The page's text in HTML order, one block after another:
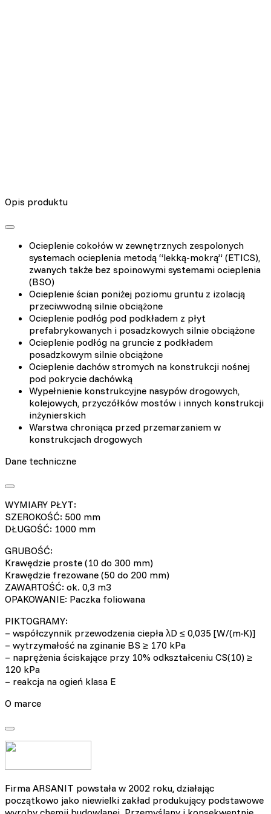
Opis produktu
Ocieplenie cokołów w zewnętrznych zespolonych
systemach ocieplenia metodą “lekką-mokrą” (ETICS),
zwanych także bez spoinowymi systemami ocieplenia
(BSO)
Ocieplenie ścian poniżej poziomu gruntu z izolacją
przeciwwodną silnie obciążone
Ocieplenie podłóg pod podkładem z płyt
prefabrykowanych i posadzkowych silnie obciążone
Ocieplenie podłóg na gruncie z podkładem
posadzkowym silnie obciążone
Ocieplenie dachów stromych na konstrukcji nośnej
pod pokrycie dachówką
Wypełnienie konstrukcyjne nasypów drogowych,
kolejowych, przyczółków mostów i innych konstrukcji
inżynierskich
Warstwa chroniąca przed przemarzaniem w
konstrukcjach drogowych
Dane techniczne
WYMIARY PŁYT:
SZEROKOŚĆ: 500 mm
DŁUGOŚĆ: 1000 mm
GRUBOŚĆ:
Krawędzie proste (10 do 300 mm)
Krawędzie frezowane (50 do 200 mm)
ZAWARTOŚĆ: ok. 0,3 m3
OPAKOWANIE: Paczka foliowana
PIKTOGRAMY:
– współczynnik przewodzenia ciepła λD ≤ 0,035 [W/(m·K)]
– wytrzymałość na zginanie BS ≥ 170 kPa
– naprężenia ściskające przy 10% odkształceniu CS(10) ≥
120 kPa
– reakcja na ogień klasa E
O marce
Firma ARSANIT powstała w 2002 roku, działając
początkowo jako niewielki zakład produkujący podstawowe